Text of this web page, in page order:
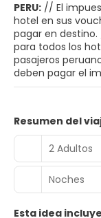
PERU: // El
hotel en sus
pagar en destino.
para todos los
pasajeros
deben pagar el
Resumen del
2 Adultos
Noches
Esta idea incluye